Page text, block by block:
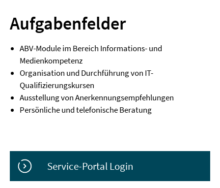
Aufgabenfelder
ABV-Module im Bereich Informations- und
Medienkompetenz
Organisation und Durchführung von IT-
Qualifizierungskursen
Ausstellung von Anerkennungsempfehlungen
Persönliche und telefonische Beratung
Service-Portal Login